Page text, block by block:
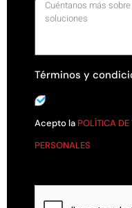
Términos y
Acepto la POLÍTICA DE
PERSONALES